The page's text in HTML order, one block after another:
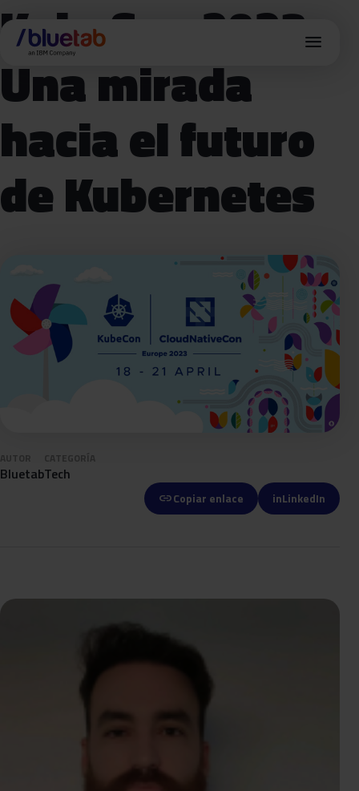
menu
KubeCon 2023:
Una mirada
hacia el futuro
de Kubernetes
AUTOR
BluetabTech
linkCopiar enlace inLinkedIn